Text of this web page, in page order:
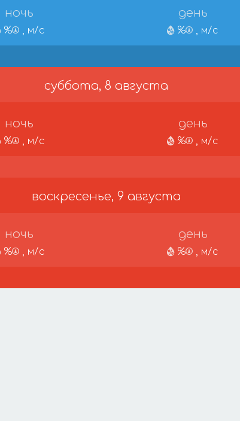
ночь
% , м/с
день
% , м/с
суббота, 8 августа
ночь
% , м/с
день
% , м/с
воскресенье, 9 августа
ночь
% , м/с
день
% , м/с